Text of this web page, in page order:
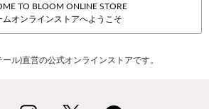
TO BLOOM ONLINE STORE
ムオンラインストアへようこそ
ール)直営の公式オンラインストアです。